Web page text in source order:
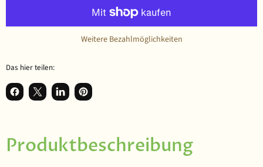
Weitere Bezahlmöglichkeiten
Das hier teilen:
Auf Facebook teilen
Teilen auf XAuf LinkedIn teilen
Auf Pinterest anpinnen
Produktbeschreibung